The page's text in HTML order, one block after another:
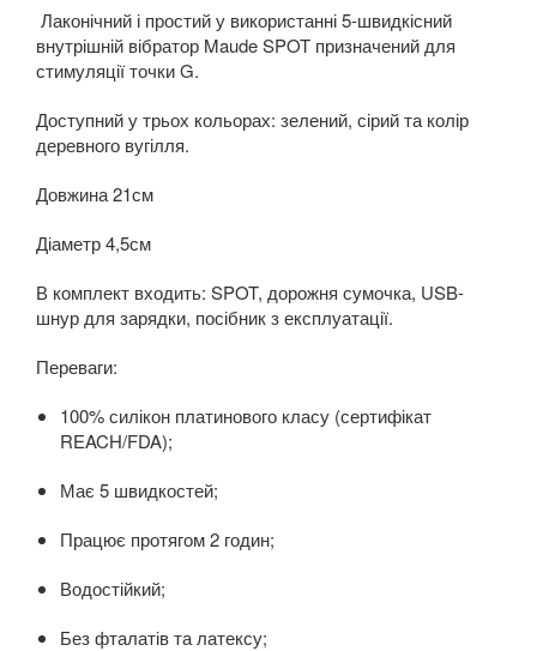
Лаконічний і простий у використанні 5-швидкісний
внутрішній вібратор Maude SPOT призначений для
стимуляції точки G.
Доступний у трьох кольорах: зелений, сірий та колір
деревного вугілля.
Довжина 21см
Діаметр 4,5см
В комплект входить: SPOT, дорожня сумочка, USB-
шнур для зарядки, посібник з експлуатації.
Переваги:
100% силікон платинового класу (сертифікат
REACH/FDA);
Має 5 швидкостей;
Працює протягом 2 годин;
Водостійкий;
Без фталатів та латексу;